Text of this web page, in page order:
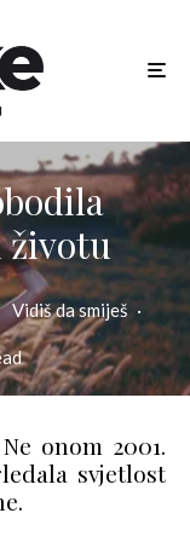
životu
Vidiš da smiješ ·
onom 2001.
svjetlost